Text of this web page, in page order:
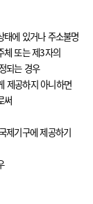
태에 있거나 주소불명
체 또는 제3자의
되는 경우
제공하지 아니하면
써
제기구에 제공하기